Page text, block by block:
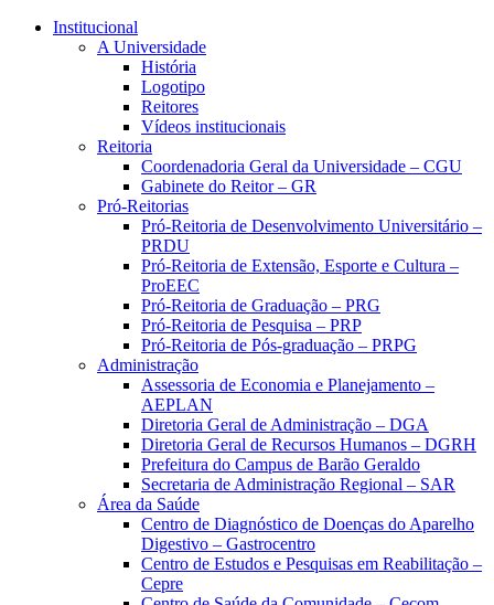
Conteúdo principal
Institucional
A Universidade
História
Logotipo
Reitores
Vídeos institucionais
Reitoria
Coordenadoria Geral da Universidade – CGU
Gabinete do Reitor – GR
Pró-Reitorias
Pró-Reitoria de Desenvolvimento Universitário –
PRDU
Pró-Reitoria de Extensão, Esporte e Cultura –
ProEEC
Pró-Reitoria de Graduação – PRG
Pró-Reitoria de Pesquisa – PRP
Pró-Reitoria de Pós-graduação – PRPG
Administração
Assessoria de Economia e Planejamento –
AEPLAN
Diretoria Geral de Administração – DGA
Diretoria Geral de Recursos Humanos – DGRH
Prefeitura do Campus de Barão Geraldo
Secretaria de Administração Regional – SAR
Área da Saúde
Centro de Diagnóstico de Doenças do Aparelho
Digestivo – Gastrocentro
Centro de Estudos e Pesquisas em Reabilitação –
Cepre